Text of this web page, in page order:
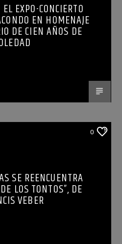
EXPO-CONCIERTO
EN HOMENAJE
DE CIEN AÑOS DE
0
SE REENCUENTRA
LOS TONTOS”, DE
VEBER